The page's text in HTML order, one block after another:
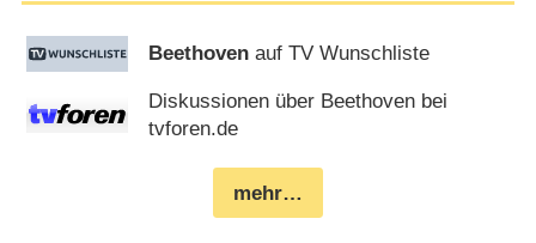
Beethoven auf TV Wunschliste
Diskussionen über Beethoven bei
tvforen.de
mehr…